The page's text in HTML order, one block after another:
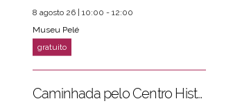
8 agosto 26 | 10:00 - 12:00
Museu Pelé
Caminhada pelo Centro Histórico